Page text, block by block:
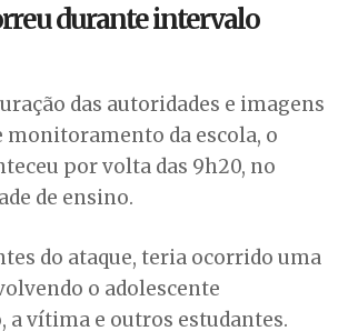
durante intervalo
das autoridades e imagens
monitoramento da escola, o
por volta das 9h20, no
de ensino.
do ataque, teria ocorrido uma
o adolescente
a vítima e outros estudantes.